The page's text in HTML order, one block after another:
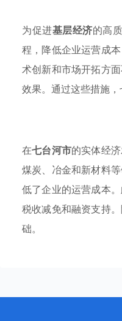
为促进基层经济的高
程，降低企业运营成
术创新和市场开拓方
效果。通过这些措施
在七台河市的实体经
煤炭、冶金和新材料
低了企业的运营成本
税收减免和融资支持
础。